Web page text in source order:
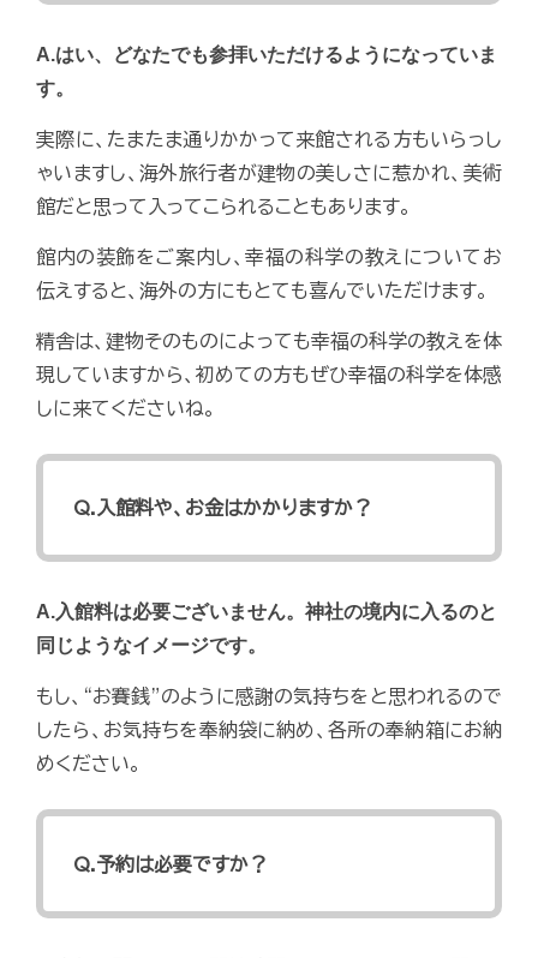
A.はい、どなたでも参拝いただけるようになっていま
す。
実際に、たまたま通りかかって来館される方もいらっし
ゃいますし、海外旅行者が建物の美しさに惹かれ、美術
館だと思って入ってこられることもあります。
館内の装飾をご案内し、幸福の科学の教えについてお
伝えすると、海外の方にもとても喜んでいただけます。
精舎は、建物そのものによっても幸福の科学の教えを体
現していますから、初めての方もぜひ幸福の科学を体感
しに来てくださいね。
Q.入館料や、お金はかかりますか？
A.入館料は必要ございません。神社の境内に入るのと
同じようなイメージです。
もし、“お賽銭”のように感謝の気持ちをと思われるので
したら、お気持ちを奉納袋に納め、各所の奉納箱にお納
めください。
Q.予約は必要ですか？